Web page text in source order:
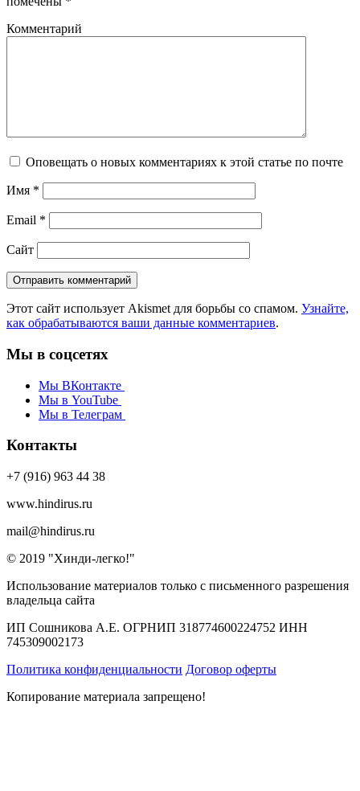
Комментарий
Оповещать о новых комментариях к этой статье по почте
Имя *
Email *
Сайт
Этот сайт использует Akismet для борьбы со спамом. Узнайте,
как обрабатываются ваши данные комментариев.
Мы в соцсетях
Мы ВКонтакте
Мы в YouTube
Мы в Телеграм
Контакты
+7 (916) 963 44 38
www.hindirus.ru
mail@hindirus.ru
© 2019 "Хинди-легко!"
Использование материалов только с письменного разрешения
владельца сайта
ИП Сошникова А.Е. ОГРНИП 318774600224752 ИНН
745309002173
Политика конфиденциальности Договор оферты
Копирование материала запрещено!